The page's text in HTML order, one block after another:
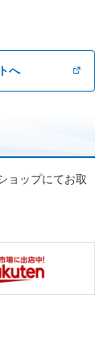
へ
ョップにてお取